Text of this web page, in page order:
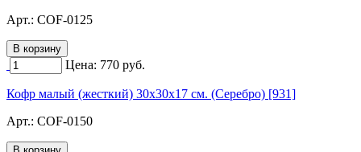
Арт.: COF-0125
Цена: 770 руб.
Кофр малый (жесткий) 30х30х17 см. (Серебро) [931]
Арт.: COF-0150